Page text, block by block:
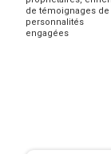
de témoignages de
personnalités
engagées